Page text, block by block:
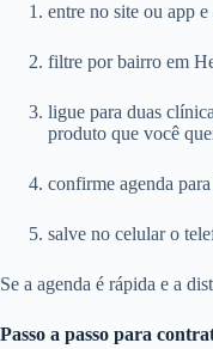
entre no site ou app
filtre por bairro em
ligue para duas
produto que você
confirme agenda
salve no celular o
Se a agenda é rápida e a
Passo a passo para